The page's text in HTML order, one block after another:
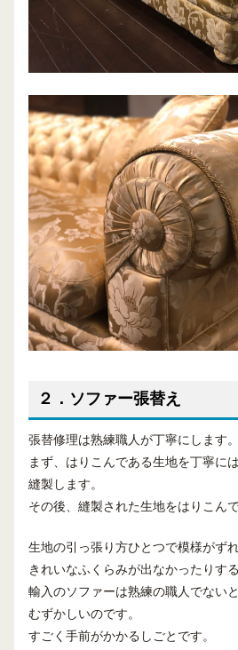
２．ソファー張替え
張替修理は熟練職人が丁寧にします。
まず、はりこんである生地を丁寧に
縫製します。
その後、縫製された生地をはりこんで
生地の引っ張り方ひとつで模様がず
きれいなふくらみが出なかったりす
輸入のソファーは熟練の職人でない
むずかしいのです。
すごく手前がかかるしごとです。